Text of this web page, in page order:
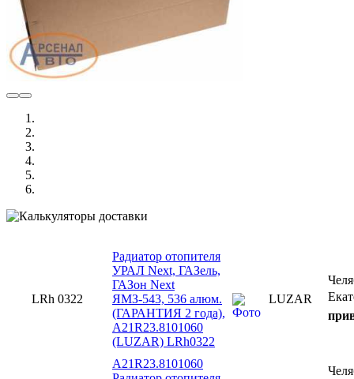
LRh 0322
Радиатор отопителя
УРАЛ Next, ГАЗель,
ГАЗон Next
ЯМЗ-543, 536 алюм.
(ГАРАНТИЯ 2 года),
A21R23.8101060
(LUZAR) LRh0322
LUZAR
A21R23.8101060